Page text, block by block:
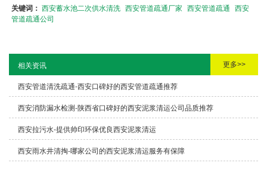
关键词：西安蓄水池二次供水清洗 西安管道疏通厂家 西安管道疏通 西安
管道疏通公司
相关资讯 更多>>
西安管道清洗疏通-西安口碑好的西安管道疏通推荐
西安消防漏水检测-陕西省口碑好的西安泥浆清运公司品质推荐
西安拉污水-提供帅印环保优良西安泥浆清运
西安雨水井清掏-哪家公司的西安泥浆清运服务有保障